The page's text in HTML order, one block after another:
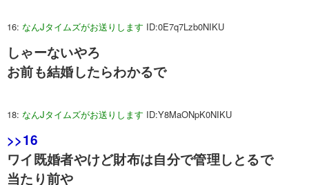
16: なんJタイムズがお送りします ID:0E7q7Lzb0NIKU
しゃーないやろ
お前も結婚したらわかるで
18: なんJタイムズがお送りします ID:Y8MaONpK0NIKU
>>16
ワイ既婚者やけど財布は自分で管理しとるで
当たり前や